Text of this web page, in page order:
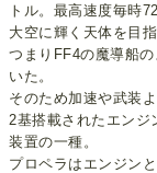
トル。最高速度毎時
大空に輝く天体を目
つまりFF4の魔導船
いた。
そのため加速や武装
2基搭載されたエンジ
装置の一種。
プロペラはエンジン